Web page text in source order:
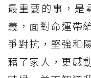
最重要的事，是
義，面對命運帶
爭對抗，堅強和
藉了家人，更感